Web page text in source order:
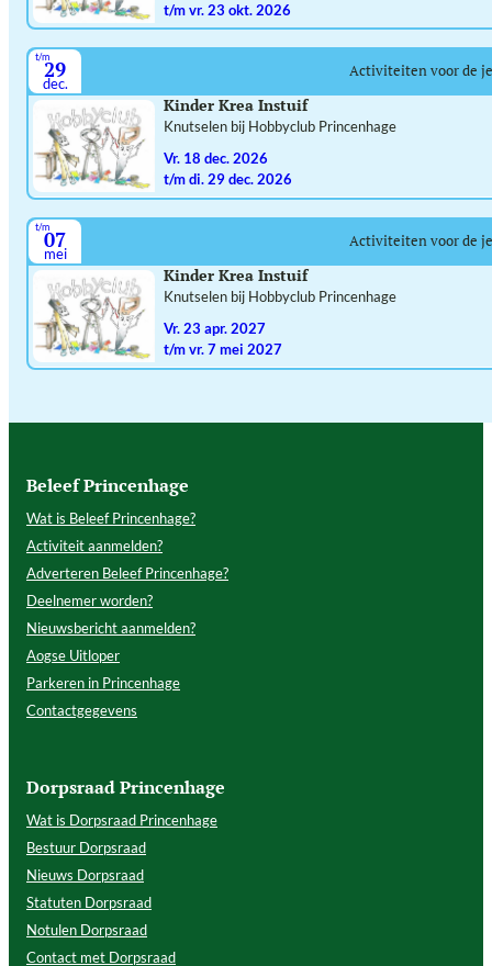
t/m vr. 23 okt. 2026
t/m
29
dec.
Activiteiten voor de
Kinder Krea Instuif
Knutselen bij Hobbyclub Princenhage
vr. 18 dec. 2026
t/m di. 29 dec. 2026
t/m
07
mei
Activiteiten voor de
Kinder Krea Instuif
Knutselen bij Hobbyclub Princenhage
vr. 23 apr. 2027
t/m vr. 7 mei 2027
Beleef Princenhage
Wat is Beleef Princenhage?
Activiteit aanmelden?
Adverteren Beleef Princenhage?
Deelnemer worden?
Nieuwsbericht aanmelden?
Aogse Uitloper
Parkeren in Princenhage
Contactgegevens
Dorpsraad Princenhage
Wat is Dorpsraad Princenhage
Bestuur Dorpsraad
Nieuws Dorpsraad
Statuten Dorpsraad
Notulen Dorpsraad
Contact met Dorpsraad